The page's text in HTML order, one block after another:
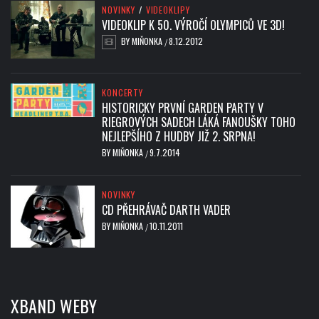
NOVINKY / VIDEOKLIPY
VIDEOKLIP K 50. VÝROČÍ OLYMPICŮ VE 3D!
BYMIŇONKA /8.12.2012
KONCERTY
HISTORICKY PRVNÍ GARDEN PARTY V
RIEGROVÝCH SADECH LÁKÁ FANOUŠKY TOHO
NEJLEPŠÍHO Z HUDBY JIŽ 2. SRPNA!
BYMIŇONKA /9.7.2014
NOVINKY
CD PŘEHRÁVAČ DARTH VADER
BYMIŇONKA /10.11.2011
XBAND WEBY